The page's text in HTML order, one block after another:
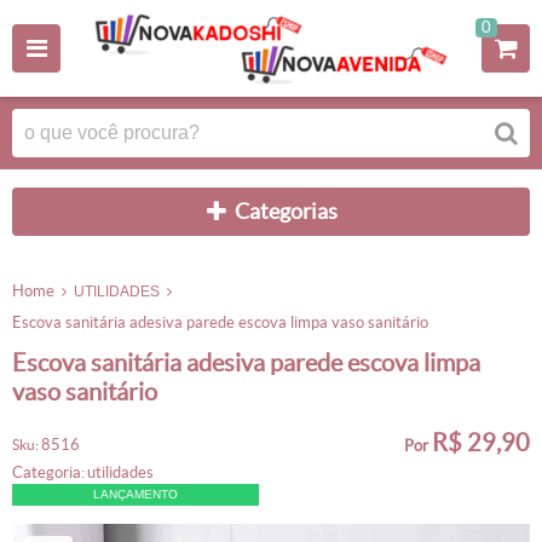
0
categorias
home UTILIDADES
escova sanitária adesiva parede escova limpa vaso sanitário
escova sanitária adesiva parede escova limpa
vaso sanitário
sku: 8516
categoria:utilidades
LANÇAMENTO
por R$ 29,90